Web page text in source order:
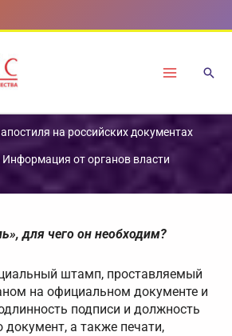
на российских документах
Информация от органов власти
для чего он необходим?
штамп, проставляемый
на официальном документе и
подписи и должность
документ, а также печати,